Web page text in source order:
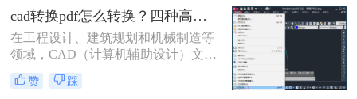
那么CAD如何转换成PDF格式呢？本
文将介绍四种将CAD文件转换为PDF
格式的方法。
cad转换pdf怎么转换？四种高效方法详解，轻松搞定格式转换！
在工程设计、建筑规划和机械制造等
领域，CAD（计算机辅助设计）文件
是承载核心设计思想的数字载体。然
而，当需要向客户展示方案、进行图
赞 踩